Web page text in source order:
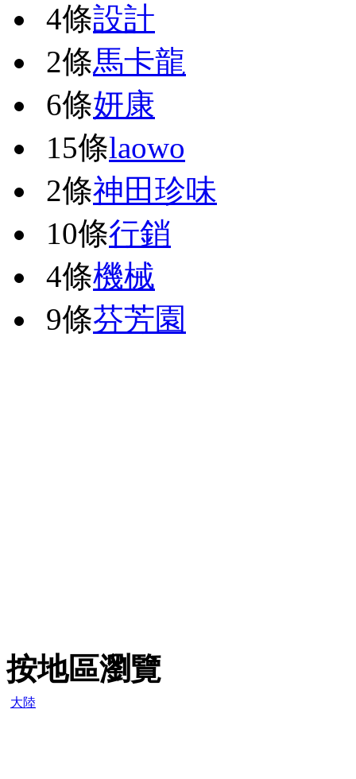
4條設計
2條馬卡龍
6條妍康
15條laowo
2條神田珍味
10條行銷
4條機械
9條芬芳園
按地區瀏覽
大陸